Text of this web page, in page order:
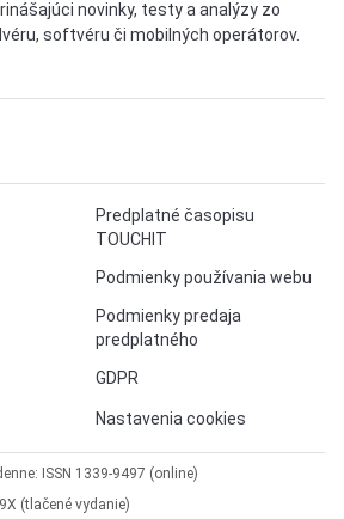
novinky, testy a analýzy zo
softvéru či mobilných operátorov.
Predplatné časopisu
TOUCHIT
Podmienky používania webu
Podmienky predaja
predplatného
GDPR
Nastavenia cookies
ISSN 1339-9497 (online)
(tlačené vydanie)